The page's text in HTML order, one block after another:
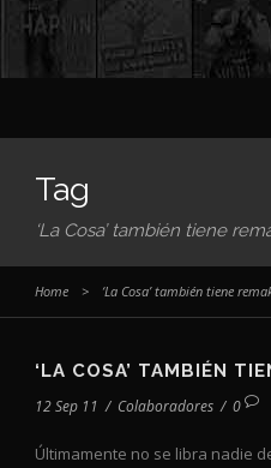
Tag
‘La Cosa’ también tiene
Home > ‘La Cosa’ también tiene
‘LA COSA’ TAMBIÉN
12 Sep 11 / Colaboradores / 0
Últimamente no se libra nadie